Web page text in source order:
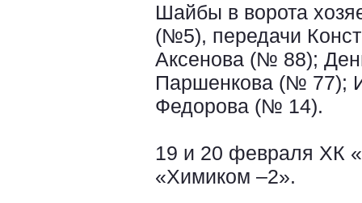
Шайбы в ворота
(№5), передачи
Аксенова (№ 88);
Паршенкова (№ 77);
Федорова (№ 14).
19 и 20 февраля ХК
«Химиком –2».